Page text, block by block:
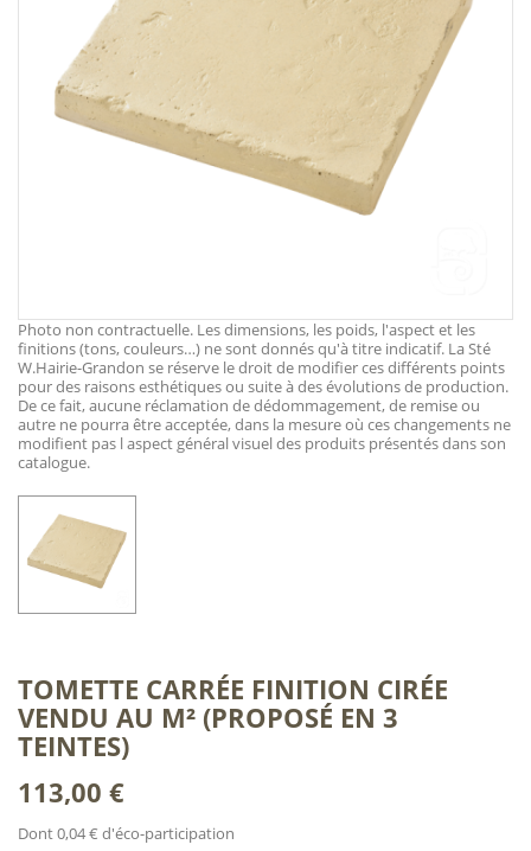
Photo non contractuelle. Les dimensions, les poids, l'aspect et les
finitions (tons, couleurs…) ne sont donnés qu'à titre indicatif. La Sté
W.Hairie-Grandon se réserve le droit de modifier ces différents points
pour des raisons esthétiques ou suite à des évolutions de production.
De ce fait, aucune réclamation de dédommagement, de remise ou
autre ne pourra être acceptée, dans la mesure où ces changements ne
modifient pas l aspect général visuel des produits présentés dans son
catalogue.
TOMETTE CARRÉE FINITION CIRÉE
VENDU AU M² (PROPOSÉ EN 3
TEINTES)
113,00 €
Dont 0,04 € d'éco-participation